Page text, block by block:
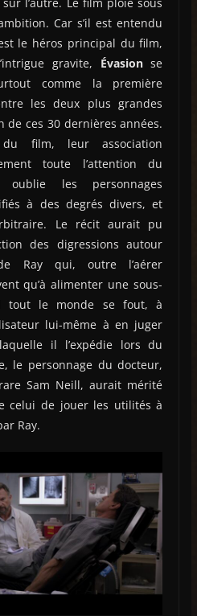
Car s’il est entendu
le héros principal du film,
gravite, Évasionse
comme la première
les deux plus grandes
de ces 30 dernières années.
du film, leur association
toute l’attention du
les personnages
à des degrés divers, et
Le récit aurait pu
des digressions autour
Ray qui, outre l’aérer
qu’à alimenter une sous-
tout le monde se fout, à
lui-même à en juger
il l’expédie lors du
le personnage du docteur,
Sam Neill, aurait mérité
celui de jouer les utilités à
Ray.